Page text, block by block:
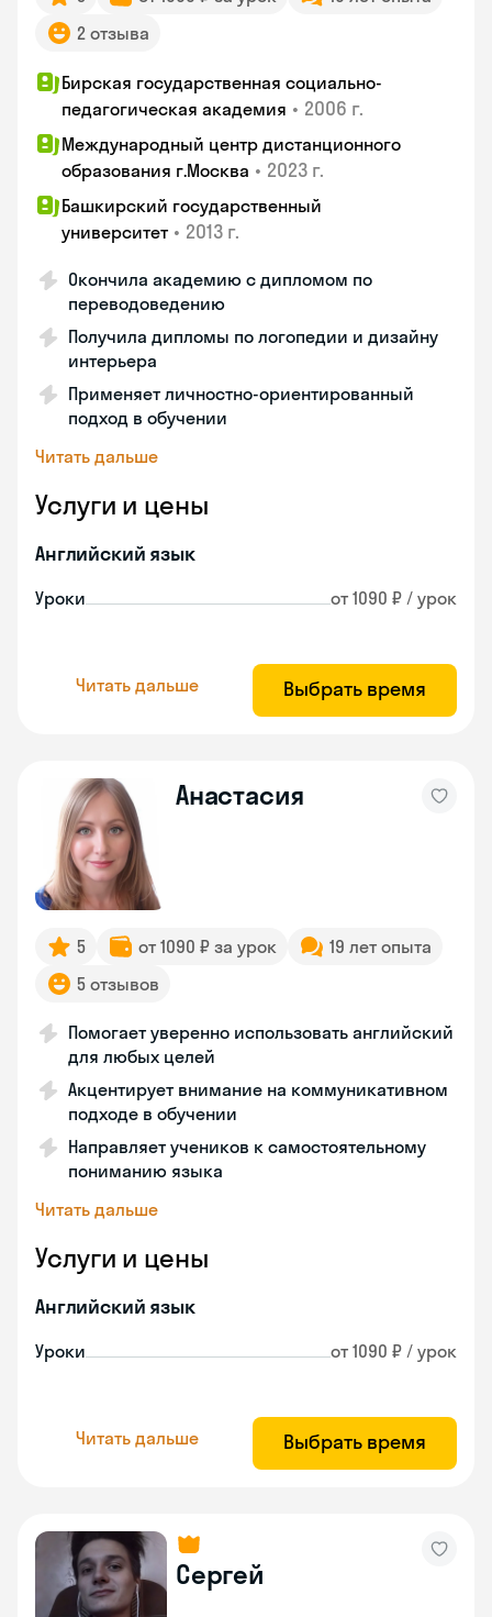
2 отзыва
Бирская государственная социально-
педагогическая академия • 2006 г.
Международный центр дистанционного
образования г.Москва • 2023 г.
Башкирский государственный
университет • 2013 г.
Окончила академию с дипломом по
переводоведению
Получила дипломы по логопедии и дизайну
интерьера
Применяет личностно-ориентированный
подход в обучении
Читать дальше
Услуги и цены
Английский язык
Уроки от 1090 ₽ / урок
Читать дальше Выбрать время
Анастасия
5 от 1090 ₽ за урок
19 лет опыта
5 отзывов
Помогает уверенно использовать английский
для любых целей
Акцентирует внимание на коммуникативном
подходе в обучении
Направляет учеников к самостоятельному
пониманию языка
Читать дальше
Услуги и цены
Английский язык
Уроки от 1090 ₽ / урок
Читать дальше Выбрать время
Сергей